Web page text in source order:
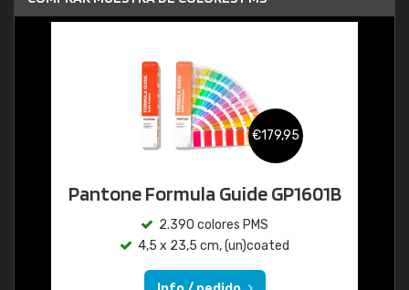
€179,95
Pantone Formula Guide GP1601B
2.390 colores PMS
4,5 x 23,5 cm, (un)coated